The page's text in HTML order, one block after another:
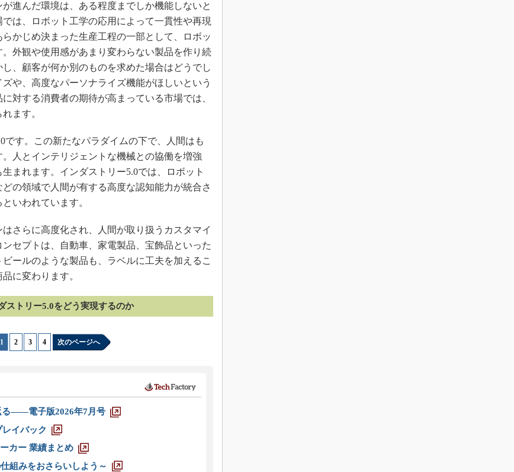
進んだ環境は、ある程度までしか機能しないと
は、ロボット工学の応用によって一貫性や再現
かじめ決まった生産工程の一部として、ロボッ
外観や使用感があまり変わらない製品を作り続
、顧客が何か別のものを求めた場合はどうでし
や、高度なパーソナライズ機能がほしいという
対する消費者の期待が高まっている市場では、
ます。
す。この新たなパラダイムの下で、人間はも
人とインテリジェントな機械との協働を増強
まれます。インダストリー5.0では、ロボット
の領域で人間が有する高度な認知能力が統合さ
いわれています。
さらに高度化され、人間が取り扱うカスタマイ
セプトは、自動車、家電製品、宝飾品といった
ールのような製品も、ラベルに工夫を加えるこ
に変わります。
ストリー5.0をどう実現するのか
1 2 3 4 次のページへ
る――電子版2026年7月号
イバック
カー 業績まとめ
組みをおさらいしよう～